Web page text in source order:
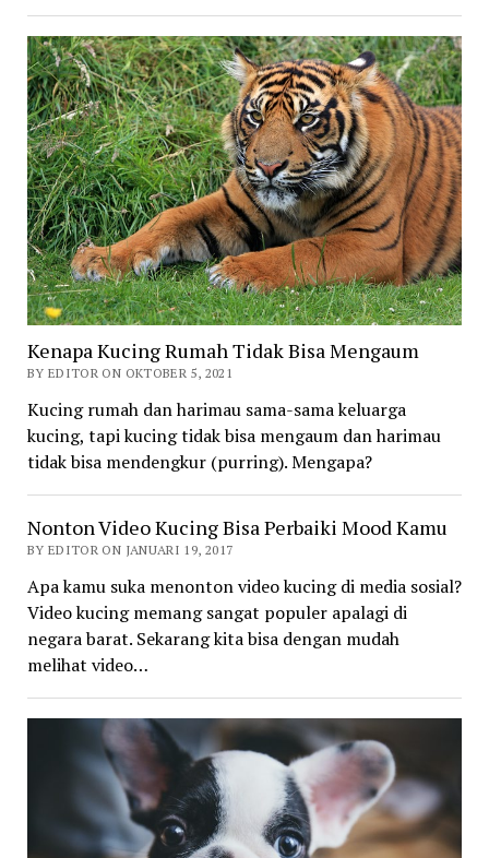
Kenapa Kucing Rumah Tidak Bisa Mengaum
BY EDITOR ON OKTOBER 5, 2021
Kucing rumah dan harimau sama-sama keluarga
kucing, tapi kucing tidak bisa mengaum dan harimau
tidak bisa mendengkur (purring). Mengapa?
Nonton Video Kucing Bisa Perbaiki Mood Kamu
BY EDITOR ON JANUARI 19, 2017
Apa kamu suka menonton video kucing di media sosial?
Video kucing memang sangat populer apalagi di
negara barat. Sekarang kita bisa dengan mudah
melihat video…